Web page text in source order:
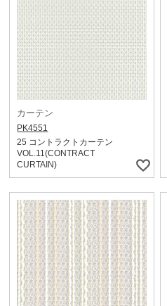
カーテン
PK4551
25 コントラクトカーテン
VOL.11(CONTRACT
CURTAIN)